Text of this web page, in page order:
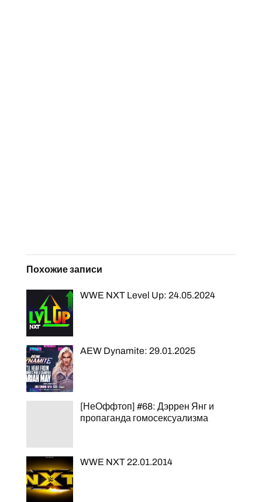
Похожие записи
WWE NXT Level Up: 24.05.2024
AEW Dynamite: 29.01.2025
[НеОффтоп] #68: Дэррен Янг и
пропаганда гомосексуализма
WWE NXT 22.01.2014